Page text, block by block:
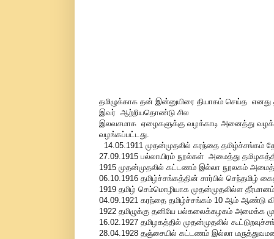
தமிழுக்காக தன் இன்னுயிரை தியாகம் செய்த எனது
இவர் ஆற்றியதொண்டு சில
இலவசமாக ஏழைகளுக்கு வழக்காடி அனைத்து
வழங்கப்பட்டது.
14.05.1911 முதன்முதலில் கரந்தை தமிழ்ச்சங்கம்
27.09.1915 பல்லாயிரம் நூல்கள் அமைத்து
1915 முதன்முதலில் கட்டணம் இல்லா நூலகம்
06.10.1916 தமிழ்ச்சங்கத்தின் சார்பில் செந்தமிழ்
1919 தமிழ் செம்மொழியாக முதன்முதலில்ள
04.09.1921 கரந்தை தமிழ்ச்சங்கம் 10 ஆம் ஆண்டு
1922 தமிழுக்கு தனியே பல்கலைக்கழகம் அமைக்க
16.02.1927 தமிழகத்தில் முதன்முதலில்
28.04.1928 தஞ்சையில் கட்டணம் இல்லா